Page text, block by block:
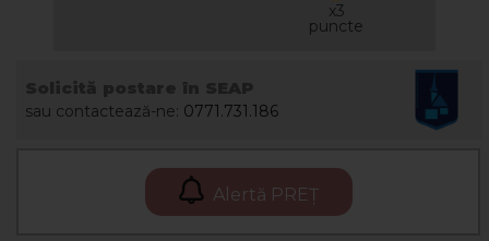
x3
puncte
sau contactează-ne: 0771.731.186
Alertă PREȚ